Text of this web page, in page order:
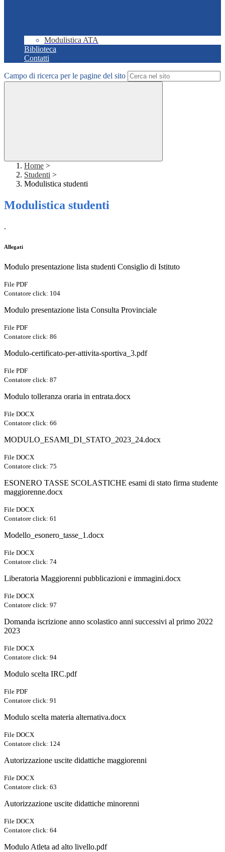
Modulistica ATA
Biblioteca
Contatti
Campo di ricerca per le pagine del sito
Home >
Studenti >
Modulistica studenti
Modulistica studenti
.
Allegati
Modulo presentazione lista studenti Consiglio di Istituto
File PDF
Contatore click: 104
Modulo presentazione lista Consulta Provinciale
File PDF
Contatore click: 86
Modulo-certificato-per-attivita-sportiva_3.pdf
File PDF
Contatore click: 87
Modulo tolleranza oraria in entrata.docx
File DOCX
Contatore click: 66
MODULO_ESAMI_DI_STATO_2023_24.docx
File DOCX
Contatore click: 75
ESONERO TASSE SCOLASTICHE esami di stato firma studente
maggiorenne.docx
File DOCX
Contatore click: 61
Modello_esonero_tasse_1.docx
File DOCX
Contatore click: 74
Liberatoria Maggiorenni pubblicazioni e immagini.docx
File DOCX
Contatore click: 97
Domanda iscrizione anno scolastico anni successivi al primo 2022
2023
File DOCX
Contatore click: 94
Modulo scelta IRC.pdf
File PDF
Contatore click: 91
Modulo scelta materia alternativa.docx
File DOCX
Contatore click: 124
Autorizzazione uscite didattiche maggiorenni
File DOCX
Contatore click: 63
Autorizzazione uscite didattiche minorenni
File DOCX
Contatore click: 64
Modulo Atleta ad alto livello.pdf